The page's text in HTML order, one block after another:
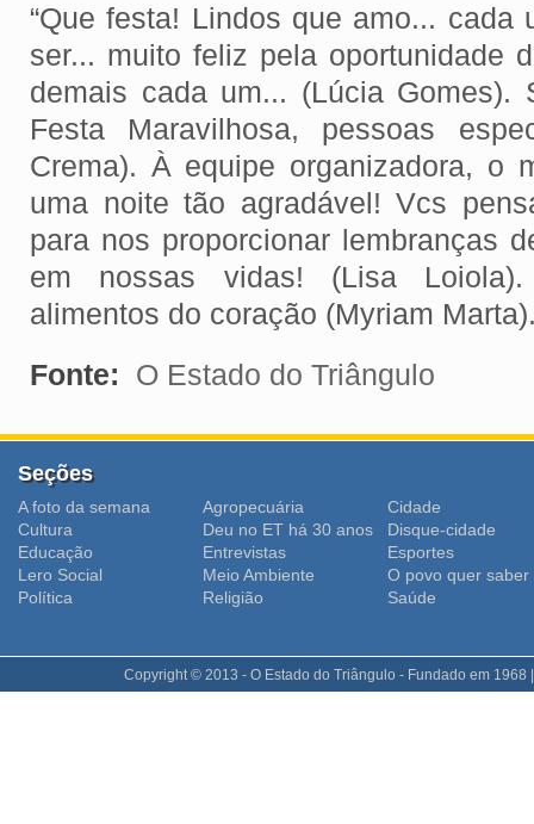
“Que festa! Lindos que amo... cada
ser... muito feliz pela oportunidade
demais cada um... (Lúcia Gomes).
Festa Maravilhosa, pessoas
Crema). À equipe organizadora, o
uma noite tão agradável! Vcs
para nos proporcionar lembranças
em nossas vidas! (Lisa
alimentos do coração (Myriam
Fonte:
O Estado do Triângulo
Seções
A foto da semana Agropecuária
Cidade
Cultura
Deu no ET há 30 anos
Disque-cidade
Educação
Entrevistas
Esportes
Lero Social
Meio Ambiente
O povo quer saber
Polí­tica
Religião Saúde
Copyright © 2013 - O Estado do Triângulo - Fundado em